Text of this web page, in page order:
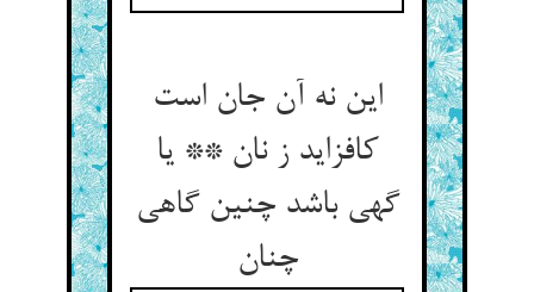
این نه آن جان است
کافزاید ز نان ** یا
گهی باشد چنین گاهی
چنان‌‌